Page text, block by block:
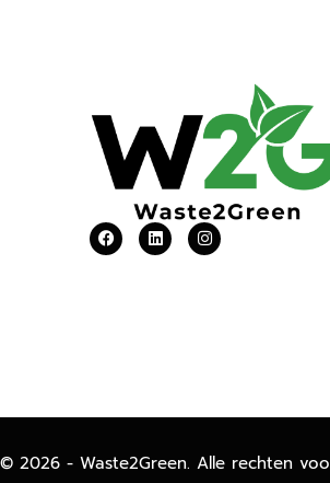
© 2026 - Waste2Green. Alle rechten